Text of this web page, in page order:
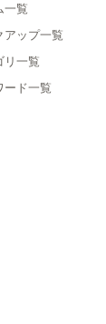
一覧
アップ一覧
リ一覧
ード一覧